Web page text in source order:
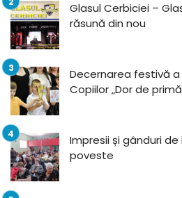
Glasul Cerbiciei –
răsună din nou
Decernarea festivă a
Copiilor „Dor de
Impresii și gânduri
poveste